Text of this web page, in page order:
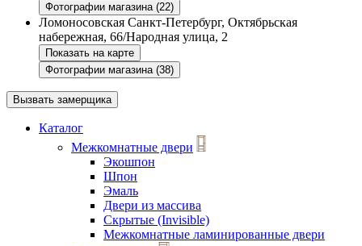
Фотографии магазина (22)
Ломоносовская Санкт-Петербург, Октябрьская
набережная, 66/Народная улица, 2
Показать на карте
Фотографии магазина (38)
Вызвать замерщика
Каталог
Межкомнатные двери
Экошпон
Шпон
Эмаль
Двери из массива
Скрытые (Invisible)
Межкомнатные ламинированные двери